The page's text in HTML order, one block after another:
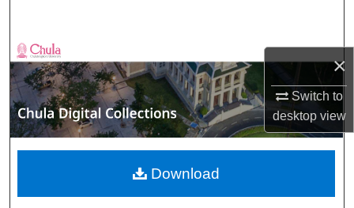
×
Switch to
desktopview
Browse Collections
My Account
About
Digital Commons Network™
Download